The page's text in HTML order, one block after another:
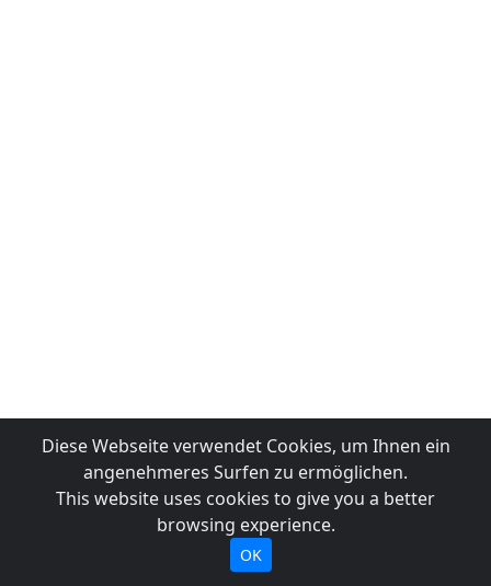
Diese Webseite verwendet Cookies, um Ihnen ein
angenehmeres Surfen zu ermöglichen.
This website uses cookies to give you a better
browsing experience.
OK